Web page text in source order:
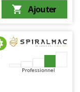
Ajouter
Professionnel